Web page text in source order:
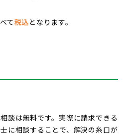
て税込となります。
談は無料です。実際に請求できる
に相談することで、解決の糸口が